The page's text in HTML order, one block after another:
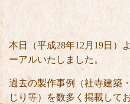
本日（平成28年12月19日）
ーアルいたしました。
過去の製作事例（社寺建築
じり等）を数多く掲載して